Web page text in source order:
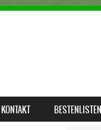
KONTAKT BESTENLISTEN